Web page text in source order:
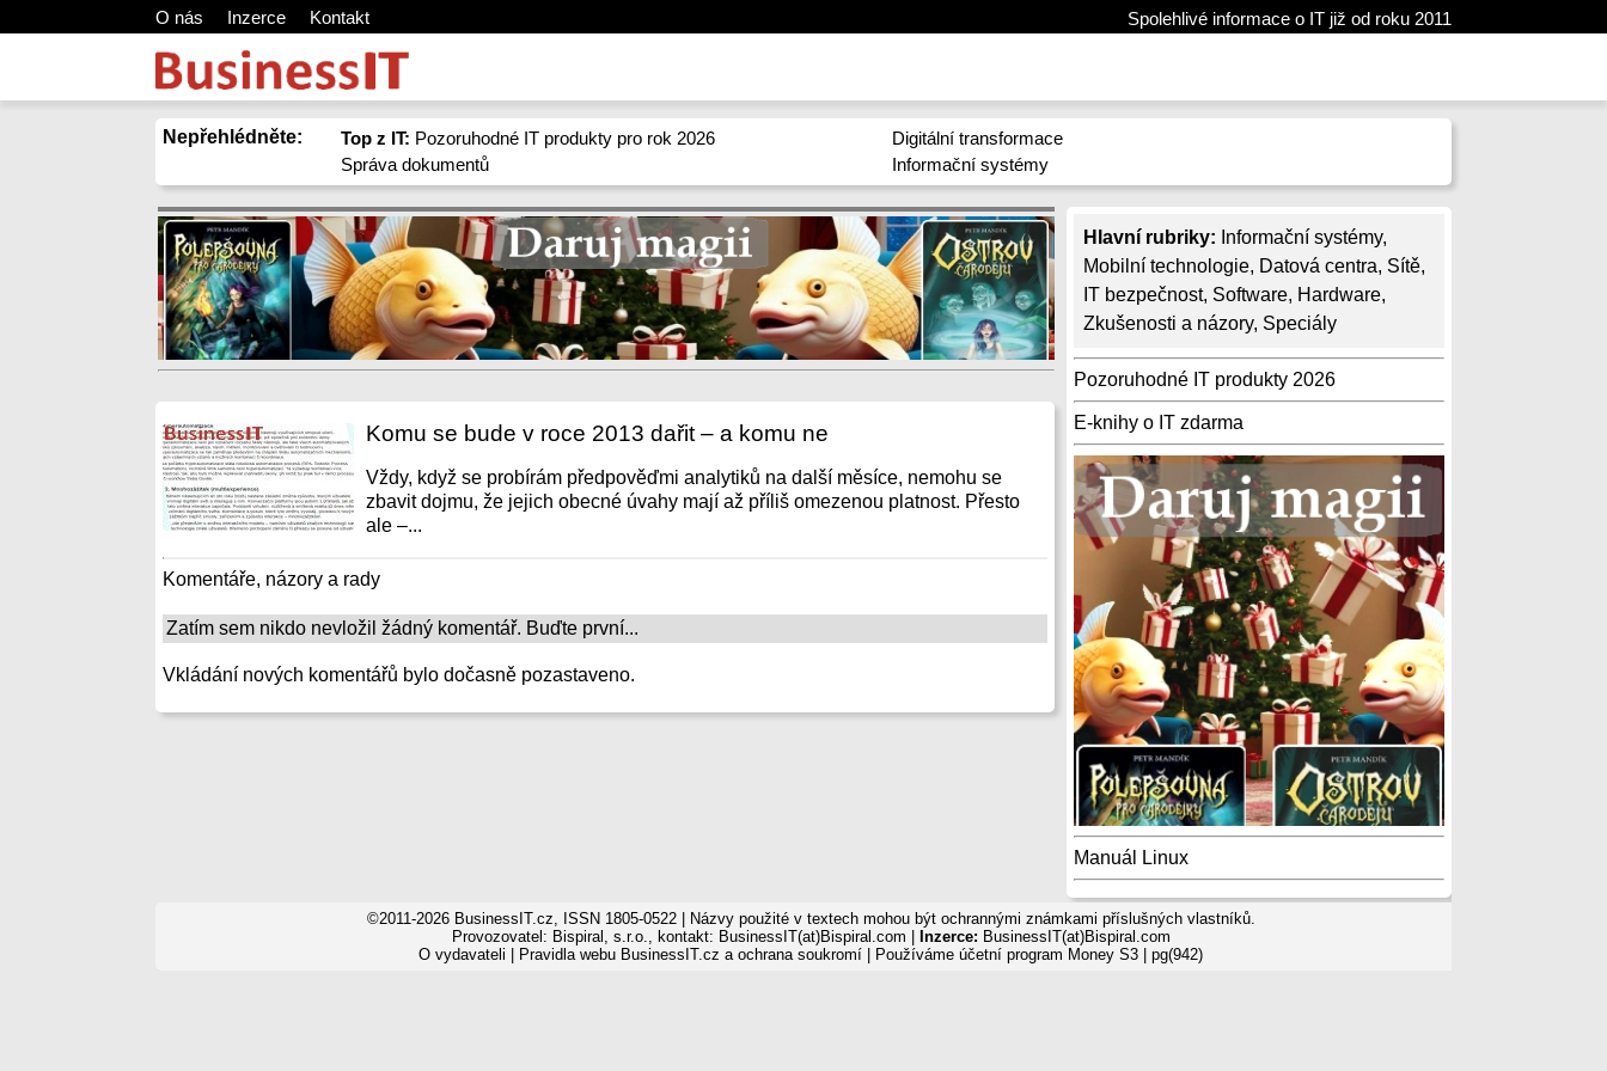
O nás Inzerce Kontakt Spolehlivé informace o IT již od roku 2011
Nepřehlédněte: Top z IT: Pozoruhodné IT produkty pro rok 2026
Správa dokumentů
Digitální transformace
Informační systémy
Hlavní rubriky: Informační systémy,
Mobilní technologie, Datová centra, Sítě,
IT bezpečnost, Software, Hardware,
Zkušenosti a názory, Speciály
Pozoruhodné IT produkty 2026
E-knihy o IT zdarma
Manuál Linux
Komu se bude v roce 2013 dařit – a komu ne
Vždy, když se probírám předpověďmi analytiků na další měsíce, nemohu se
zbavit dojmu, že jejich obecné úvahy mají až příliš omezenou platnost. Přesto
ale –...
Komentáře, názory a rady
Zatím sem nikdo nevložil žádný komentář. Buďte první...
Vkládání nových komentářů bylo dočasně pozastaveno.
©2011-2026 BusinessIT.cz, ISSN 1805-0522 | Názvy použité v textech mohou být ochrannými známkami příslušných vlastníků.
Provozovatel: Bispiral, s.r.o., kontakt: BusinessIT(at)Bispiral.com |
Inzerce: BusinessIT(at)Bispiral.com
O vydavateli
Pravidla webu BusinessIT.cz a ochrana soukromí | Používáme účetní program Money S3 | pg(942)